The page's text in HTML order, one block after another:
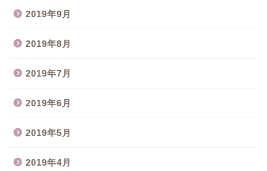
2019年9月
2019年8月
2019年7月
2019年6月
2019年5月
2019年4月